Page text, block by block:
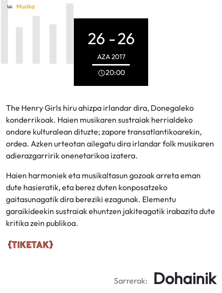
Musika
26 -26
AZA2017
20:00
The Henry Girls hiru ahizpa irlandar dira, Donegaleko
konderrikoak. Haien musikaren sustraiak herrialdeko
ondare kulturalean dituzte; zapore transatlantikoarekin,
ordea. Azken urteotan ailegatu dira irlandar folk musikaren
adierazgarririk onenetarikoa izatera.
Haien harmoniek eta musikaltasun gozoak arreta eman
dute hasieratik, eta berez duten konposatzeko
gaitasunagatik dira bereziki ezagunak. Elementu
garaikideekin sustraiak ehuntzen jakiteagatik irabazita dute
kritika zein publikoa.
Sarrerak: Dohainik